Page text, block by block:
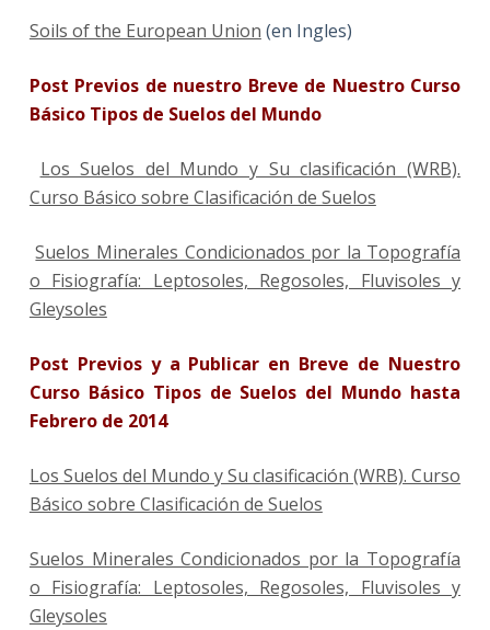
Soils of the European Union (en Ingles)
Post Previos de nuestro Breve de Nuestro Curso
Básico Tipos de Suelos del Mundo
Los Suelos del Mundo y Su clasificación (WRB).
Curso Básico sobre Clasificación de Suelos
Suelos Minerales Condicionados por la Topografía
o Fisiografía: Leptosoles, Regosoles, Fluvisoles y
Gleysoles
Post Previos y a Publicar en Breve de Nuestro
Curso Básico Tipos de Suelos del Mundo hasta
Febrero de 2014
Los Suelos del Mundo y Su clasificación (WRB). Curso
Básico sobre Clasificación de Suelos
Suelos Minerales Condicionados por la Topografía
o Fisiografía: Leptosoles, Regosoles, Fluvisoles y
Gleysoles